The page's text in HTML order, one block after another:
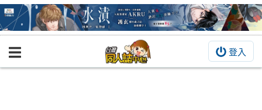
登入
BOOKY書集倉庫